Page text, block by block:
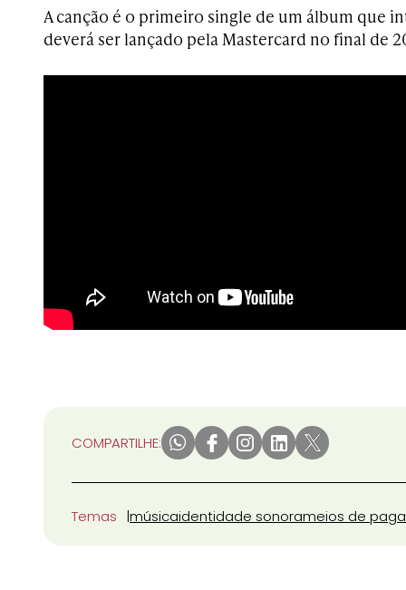
A canção é o primeiro single de um álbum que
deverá ser lançado pela Mastercard no final de
COMPARTILHE:
Temas músicaidentidade sonorameios de